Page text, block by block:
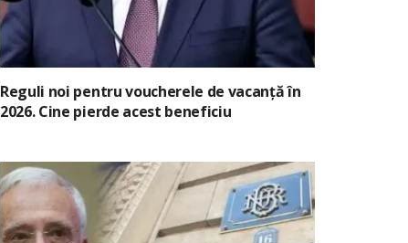
Reguli noi pentru voucherele de vacanță în
2026. Cine pierde acest beneficiu